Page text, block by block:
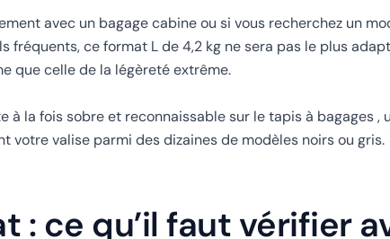
avec un bagage cabine ou si vous recherchez un
ce format L de 4,2 kg ne sera pas le plus
que celle de la légèreté extrême.
à la fois sobre et reconnaissable sur le tapis à bagages ,
valise parmi des dizaines de modèles noirs ou gris.
: ce qu’il faut vérifier